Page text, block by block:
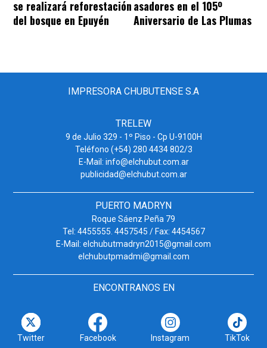
se realizará reforestación
del bosque en Epuyén
asadores en el 105º
Aniversario de Las Plumas
IMPRESORA CHUBUTENSE S.A
TRELEW
9 de Julio 329 - 1º Piso - Cp U-9100H
Teléfono (+54) 280 4434 802/3
E-Mail: info@elchubut.com.ar
publicidad@elchubut.com.ar
PUERTO MADRYN
Roque Sáenz Peña 79
Tel: 4455555. 4457545 / Fax: 4454567
E-Mail: elchubutmadryn2015@gmail.com
elchubutpmadmi@gmail.com
ENCONTRANOS EN
Twitter Facebook Instagram TikTok